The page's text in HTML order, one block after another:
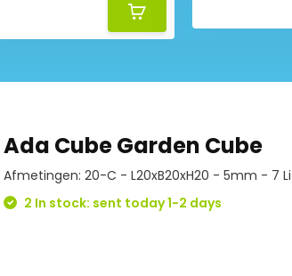
Ada Cube Garden Cube
Afmetingen: 20-C - L20xB20xH20 - 5mm - 7
2 In stock: sent today 1-2 days